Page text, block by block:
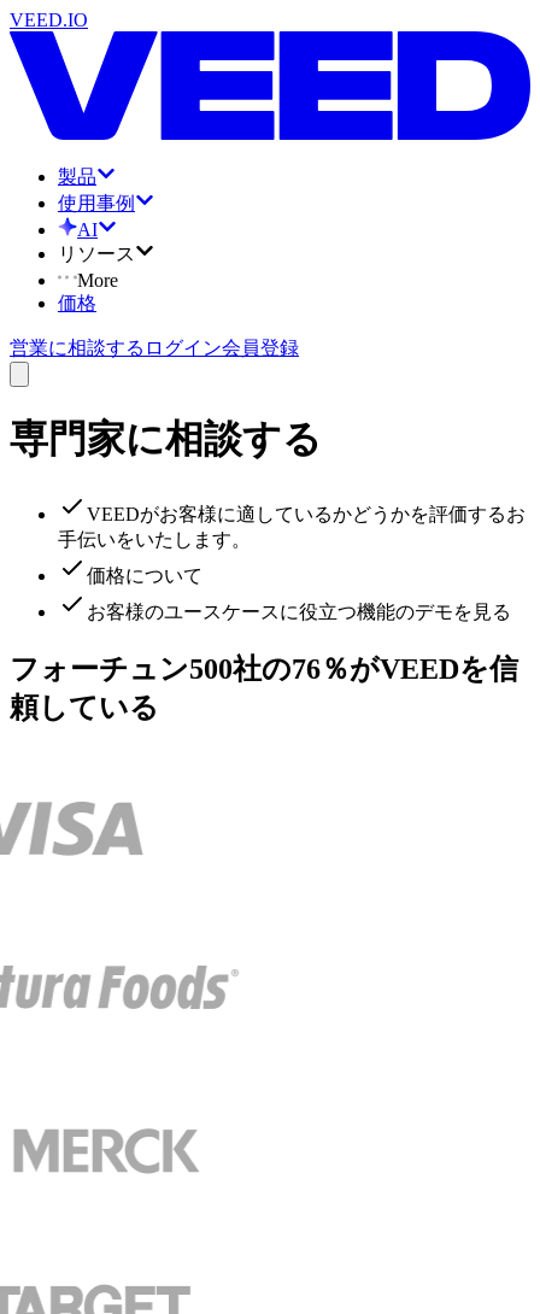
VEED.IO
製品
使用事例
AI
リソース
More
価格
営業に相談する ログイン会員登録
専門家に相談する
VEEDがお客様に適しているかどうかを評価するお
手伝いをいたします。
価格について
お客様のユースケースに役立つ機能のデモを見る
フォーチュン500社の76％がVEEDを信
頼している